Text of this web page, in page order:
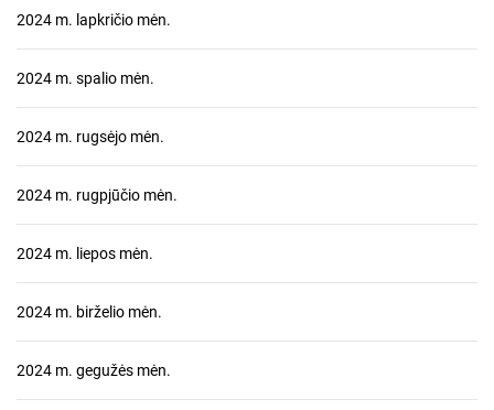
2024 m. lapkričio mėn.
2024 m. spalio mėn.
2024 m. rugsėjo mėn.
2024 m. rugpjūčio mėn.
2024 m. liepos mėn.
2024 m. birželio mėn.
2024 m. gegužės mėn.